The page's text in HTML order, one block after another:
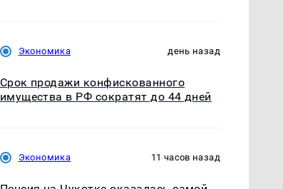
Экономика день назад
Срок продажи конфискованного
имущества в РФ сократят до 44 дней
Экономика 11 часов назад